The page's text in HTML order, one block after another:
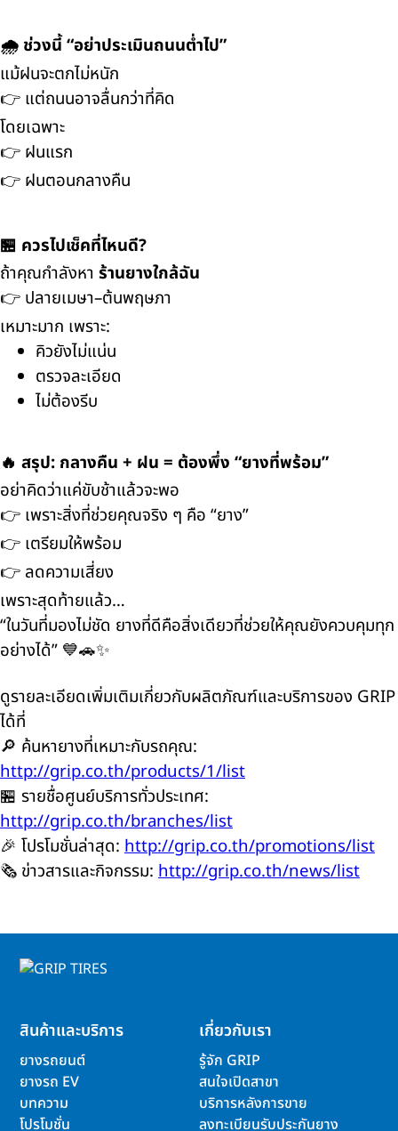
🌧️ ช่วงนี้ “อย่าประเมินถนนต่ำไป”
แม้ฝนจะตกไม่หนัก
👉 แต่ถนนอาจลื่นกว่าที่คิด
โดยเฉพาะ
👉 ฝนแรก
👉 ฝนตอนกลางคืน
🏪 ควรไปเช็คที่ไหนดี?
ถ้าคุณกำลังหา ร้านยางใกล้ฉัน
👉 ปลายเมษา–ต้นพฤษภา
เหมาะมาก เพราะ:
คิวยังไม่แน่น
ตรวจละเอียด
ไม่ต้องรีบ
🔥 สรุป: กลางคืน + ฝน = ต้องพึ่ง “ยางที่พร้อม”
อย่าคิดว่าแค่ขับช้าแล้วจะพอ
👉 เพราะสิ่งที่ช่วยคุณจริง ๆ คือ “ยาง”
👉 เตรียมให้พร้อม
👉 ลดความเสี่ยง
เพราะสุดท้ายแล้ว…
“ในวันที่มองไม่ชัด ยางที่ดีคือสิ่งเดียวที่ช่วยให้คุณยังควบคุมทุก
อย่างได้” 💙🚗✨
ดูรายละเอียดเพิ่มเติมเกี่ยวกับผลิตภัณฑ์และบริการของ GRIP
ได้ที่
🔎 ค้นหายางที่เหมาะกับรถคุณ:
http://grip.co.th/products/1/list
🏪 รายชื่อศูนย์บริการทั่วประเทศ:
http://grip.co.th/branches/list
🎉 โปรโมชั่นล่าสุด: http://grip.co.th/promotions/list
🗞️ ข่าวสารและกิจกรรม: http://grip.co.th/news/list
สินค้าและบริการ
ยางรถยนต์
ยางรถ EV
บทความ
โปรโมชั่น
เกี่ยวกับเรา
รู้จัก GRIP
สนใจเปิดสาขา
บริการหลังการขาย
ลงทะเบียนรับประกันยาง